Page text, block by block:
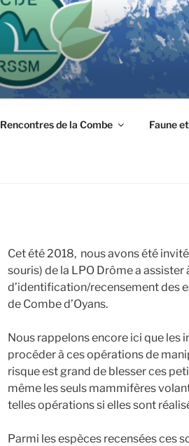
Rencontres de la Combe Faune
Cet été 2018, nous avons été
souris) de la LPO Drôme a assister
d’identification/recensement des
de Combe d’Oyans.
Nous rappelons encore ici que les
procéder à ces opérations de
risque est grand de blesser ces
même les seuls mammifères
telles opérations si elles sont
Parmi les espèces recensées ces